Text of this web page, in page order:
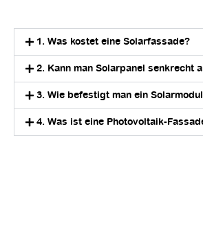
1. Was kostet eine Solarfassade?
2. Kann man Solarpanel senkrecht
3. Wie befestigt man ein
4. Was ist eine Photovoltaik-